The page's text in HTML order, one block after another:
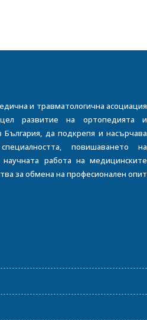
и травматологична асоциация
развитие на ортопедията и
България, да подкрепя и насърчава
повишаването на
научната работа на медицинските
за обмена на професионален опит